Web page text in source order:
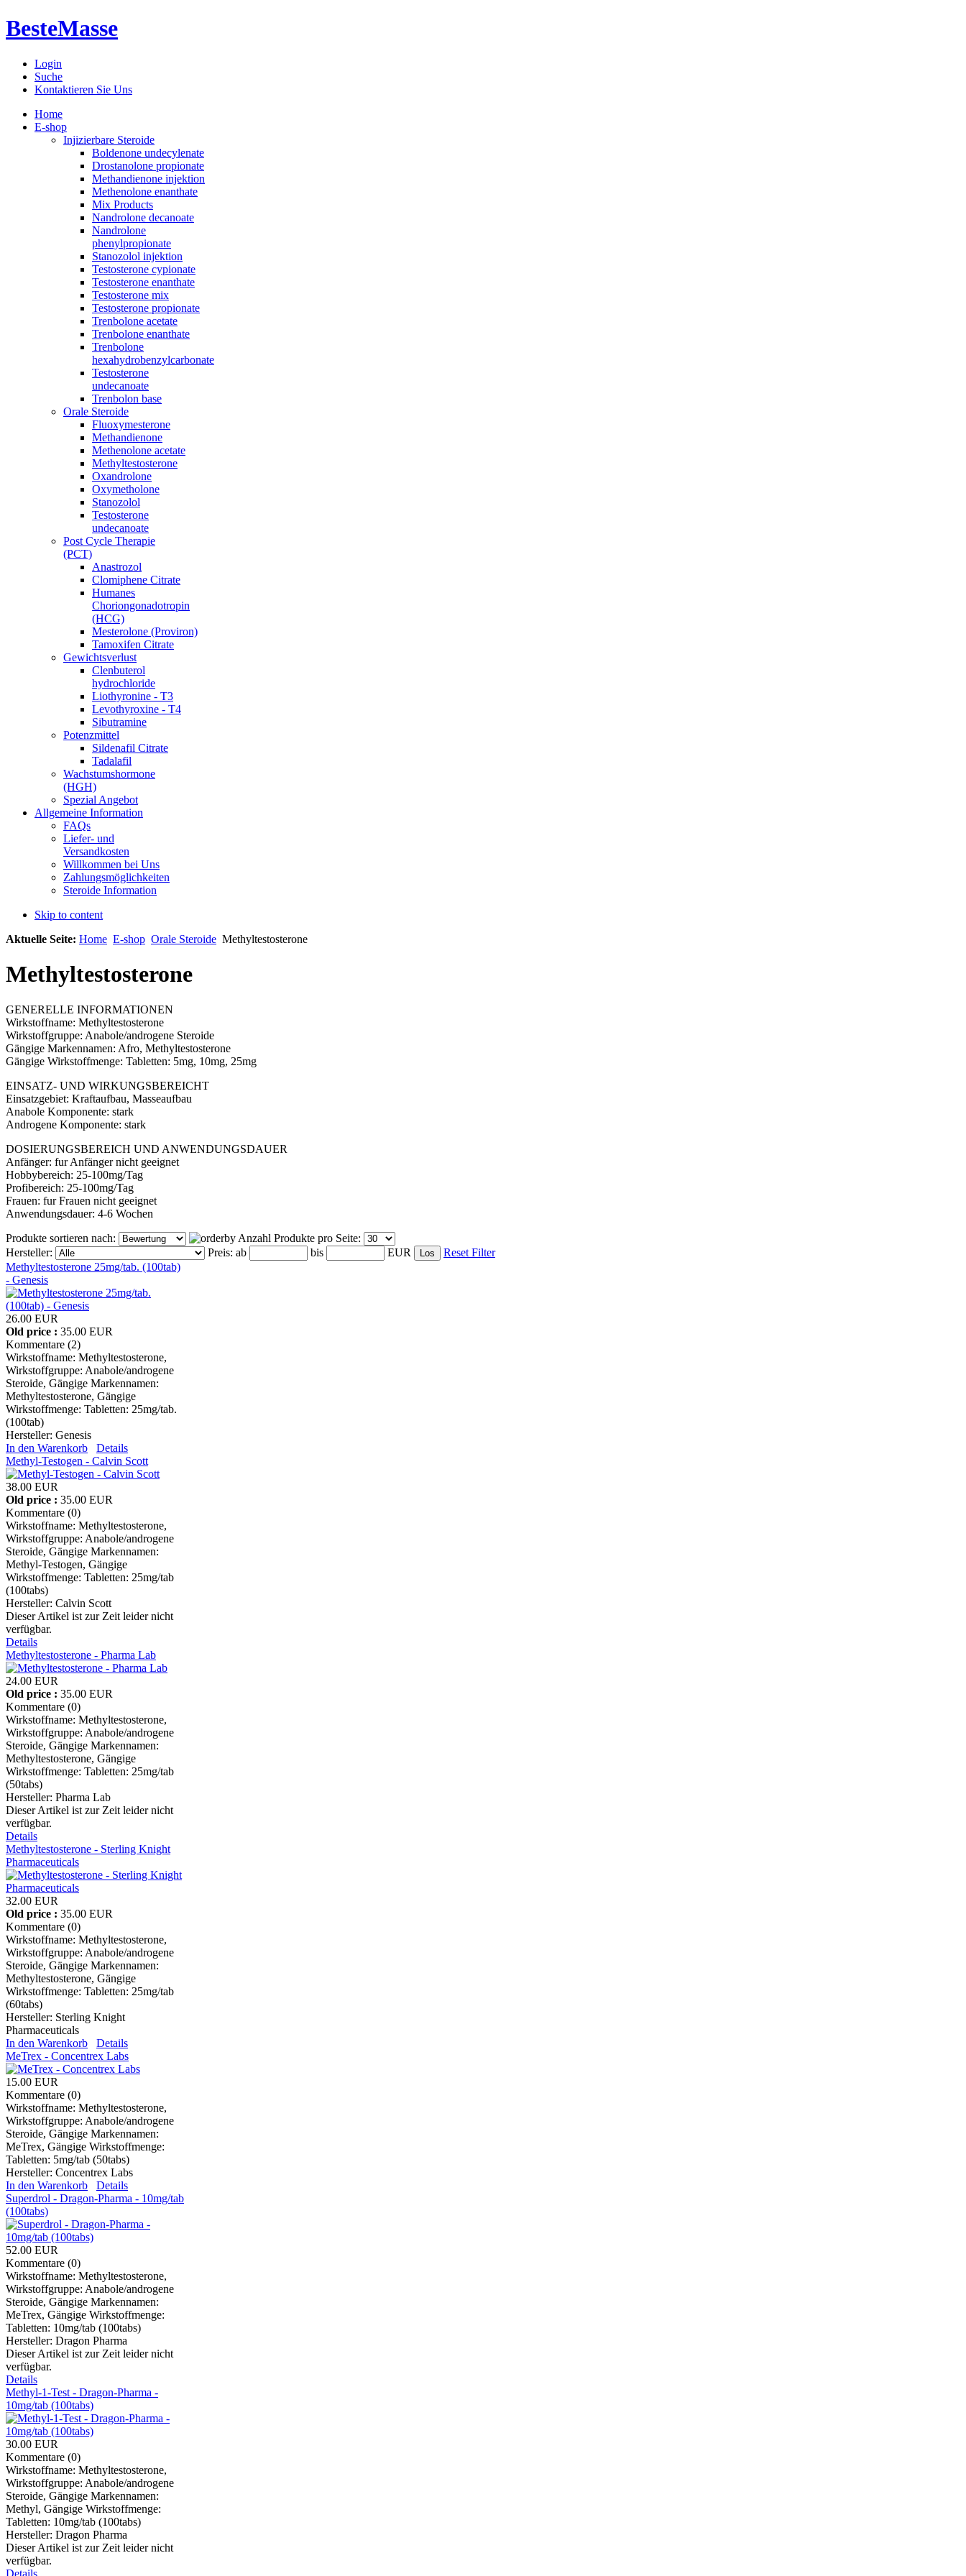
BesteMasse
Login
Suche
Kontaktieren Sie Uns
Home
E-shop
Injizierbare Steroide
Boldenone undecylenate
Drostanolone propionate
Methandienone injektion
Methenolone enanthate
Mix Products
Nandrolone decanoate
Nandrolone
phenylpropionate
Stanozolol injektion
Testosterone cypionate
Testosterone enanthate
Testosterone mix
Testosterone propionate
Trenbolone acetate
Trenbolone enanthate
Trenbolone
hexahydrobenzylcarbonate
Testosterone
undecanoate
Trenbolon base
Orale Steroide
Fluoxymesterone
Methandienone
Methenolone acetate
Methyltestosterone
Oxandrolone
Oxymetholone
Stanozolol
Testosterone
undecanoate
Post Cycle Therapie
(PCT)
Anastrozol
Clomiphene Citrate
Humanes
Choriongonadotropin
(HCG)
Mesterolone (Proviron)
Tamoxifen Citrate
Gewichtsverlust
Clenbuterol
hydrochloride
Liothyronine - T3
Levothyroxine - T4
Sibutramine
Potenzmittel
Sildenafil Citrate
Tadalafil
Wachstumshormone
(HGH)
Spezial Angebot
Allgemeine Information
FAQs
Liefer- und
Versandkosten
Willkommen bei Uns
Zahlungsmöglichkeiten
Steroide Information
Skip to content
Aktuelle Seite: Home E-shop Orale Steroide Methyltestosterone
Methyltestosterone
GENERELLE INFORMATIONEN
Wirkstoffname: Methyltestosterone
Wirkstoffgruppe: Anabole/androgene Steroide
Gängige Markennamen: Afro, Methyltestosterone
Gängige Wirkstoffmenge: Tabletten: 5mg, 10mg, 25mg
EINSATZ- UND WIRKUNGSBEREICHT
Einsatzgebiet: Kraftaufbau, Masseaufbau
Anabole Komponente: stark
Androgene Komponente: stark
DOSIERUNGSBEREICH UND ANWENDUNGSDAUER
Anfänger: fur Anfänger nicht geeignet
Hobbybereich: 25-100mg/Tag
Profibereich: 25-100mg/Tag
Frauen: fur Frauen nicht geeignet
Anwendungsdauer: 4-6 Wochen
Produkte sortieren nach:
Anzahl Produkte pro Seite:
Hersteller:
Preis: ab bis EUR
Reset Filter
Methyltestosterone 25mg/tab. (100tab)
- Genesis
26.00 EUR
Old price : 35.00 EUR
Kommentare (2)
Wirkstoffname: Methyltestosterone,
Wirkstoffgruppe: Anabole/androgene
Steroide, Gängige Markennamen:
Methyltestosterone, Gängige
Wirkstoffmenge: Tabletten: 25mg/tab.
(100tab)
Hersteller: Genesis
In den Warenkorb
Details
Methyl-Testogen - Calvin Scott
38.00 EUR
Old price : 35.00 EUR
Kommentare (0)
Wirkstoffname: Methyltestosterone,
Wirkstoffgruppe: Anabole/androgene
Steroide, Gängige Markennamen:
Methyl-Testogen, Gängige
Wirkstoffmenge: Tabletten: 25mg/tab
(100tabs)
Hersteller: Calvin Scott
Dieser Artikel ist zur Zeit leider nicht
verfügbar.
Details
Methyltestosterone - Pharma Lab
24.00 EUR
Old price : 35.00 EUR
Kommentare (0)
Wirkstoffname: Methyltestosterone,
Wirkstoffgruppe: Anabole/androgene
Steroide, Gängige Markennamen:
Methyltestosterone, Gängige
Wirkstoffmenge: Tabletten: 25mg/tab
(50tabs)
Hersteller: Pharma Lab
Dieser Artikel ist zur Zeit leider nicht
verfügbar.
Details
Methyltestosterone - Sterling Knight
Pharmaceuticals
32.00 EUR
Old price : 35.00 EUR
Kommentare (0)
Wirkstoffname: Methyltestosterone,
Wirkstoffgruppe: Anabole/androgene
Steroide, Gängige Markennamen:
Methyltestosterone, Gängige
Wirkstoffmenge: Tabletten: 25mg/tab
(60tabs)
Hersteller: Sterling Knight
Pharmaceuticals
In den Warenkorb
Details
MeTrex - Concentrex Labs
15.00 EUR
Kommentare (0)
Wirkstoffname: Methyltestosterone,
Wirkstoffgruppe: Anabole/androgene
Steroide, Gängige Markennamen:
MeTrex, Gängige Wirkstoffmenge:
Tabletten: 5mg/tab (50tabs)
Hersteller: Concentrex Labs
In den Warenkorb
Details
Superdrol - Dragon-Pharma - 10mg/tab
(100tabs)
52.00 EUR
Kommentare (0)
Wirkstoffname: Methyltestosterone,
Wirkstoffgruppe: Anabole/androgene
Steroide, Gängige Markennamen:
MeTrex, Gängige Wirkstoffmenge:
Tabletten: 10mg/tab (100tabs)
Hersteller: Dragon Pharma
Dieser Artikel ist zur Zeit leider nicht
verfügbar.
Details
Methyl-1-Test - Dragon-Pharma -
10mg/tab (100tabs)
30.00 EUR
Kommentare (0)
Wirkstoffname: Methyltestosterone,
Wirkstoffgruppe: Anabole/androgene
Steroide, Gängige Markennamen:
Methyl, Gängige Wirkstoffmenge:
Tabletten: 10mg/tab (100tabs)
Hersteller: Dragon Pharma
Dieser Artikel ist zur Zeit leider nicht
verfügbar.
Details